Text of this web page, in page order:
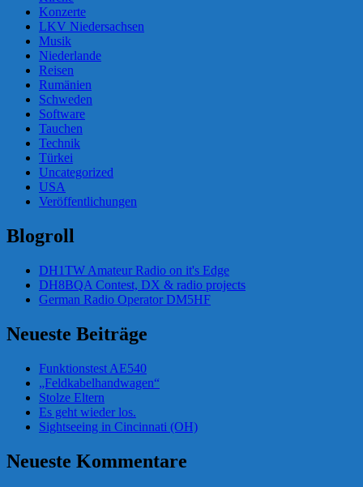
Konzerte
LKV Niedersachsen
Musik
Niederlande
Reisen
Rumänien
Schweden
Software
Tauchen
Technik
Türkei
Uncategorized
USA
Veröffentlichungen
Blogroll
DH1TW Amateur Radio on it's Edge
DH8BQA Contest, DX & radio projects
German Radio Operator DM5HF
Neueste Beiträge
Funktionstest AE540
„Feldkabelhandwagen“
Stolze Eltern
Es geht wieder los.
Sightseeing in Cincinnati (OH)
Neueste Kommentare